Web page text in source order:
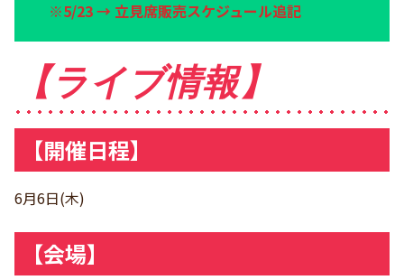
※5/23 → 立見席販売スケジュール追記
【ライブ情報】
【開催日程】
6月6日(木)
【会場】